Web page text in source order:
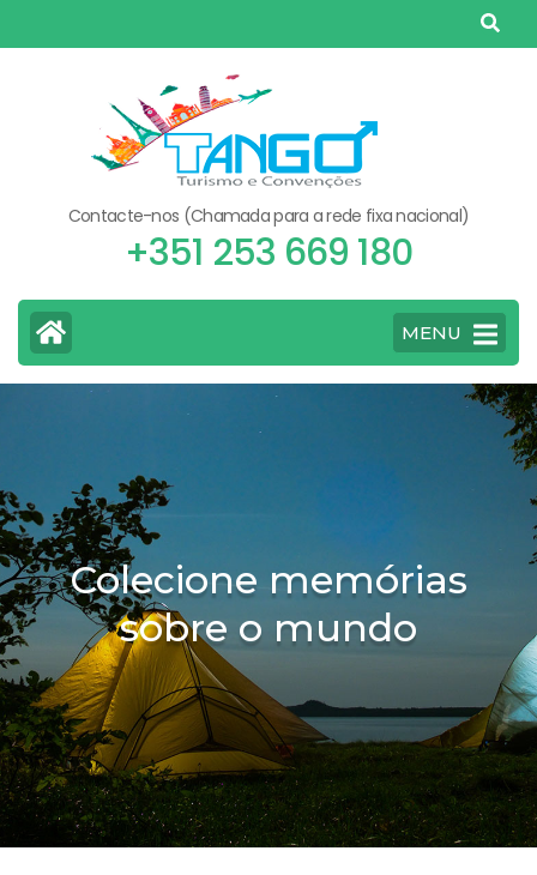
to
Contacte-nos (Chamada para a rede fixa nacional)
+351 253 669 180
MENU
Colecione memórias
sobre o mundo